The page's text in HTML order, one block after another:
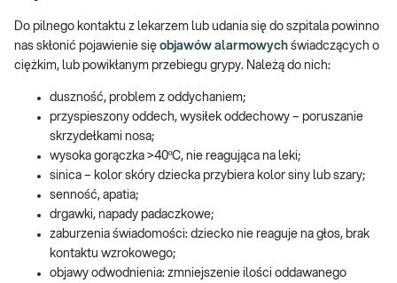
Do pilnego kontaktu z lekarzem lub udania się do szpitala powinno
nas skłonić pojawienie się objawów alarmowych świadczących o
ciężkim, lub powikłanym przebiegu grypy. Należą do nich:
duszność, problem z oddychaniem;
przyspieszony oddech, wysiłek oddechowy – poruszanie
skrzydełkami nosa;
wysoka gorączka >40ºC, nie reagująca na leki;
sinica – kolor skóry dziecka przybiera kolor siny lub szary;
senność, apatia;
drgawki, napady padaczkowe;
zaburzenia świadomości: dziecko nie reaguje na głos, brak
kontaktu wzrokowego;
objawy odwodnienia: zmniejszenie ilości oddawanego